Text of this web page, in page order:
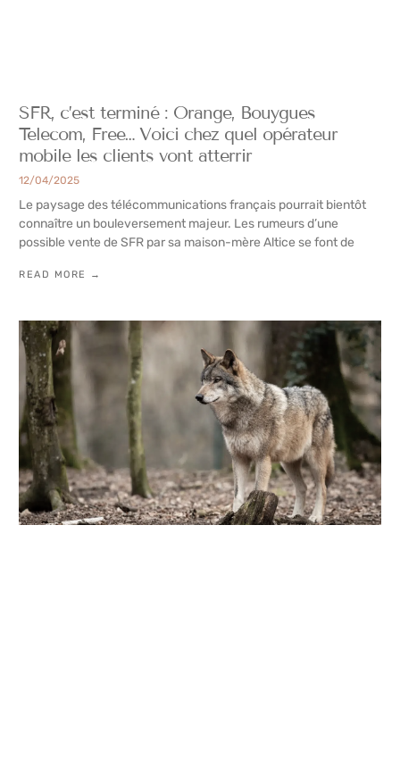
SFR, c’est terminé : Orange, Bouygues
Telecom, Free… Voici chez quel opérateur
mobile les clients vont atterrir
12/04/2025
Le paysage des télécommunications français pourrait bientôt
connaître un bouleversement majeur. Les rumeurs d’une
possible vente de SFR par sa maison-mère Altice se font de
READ MORE →